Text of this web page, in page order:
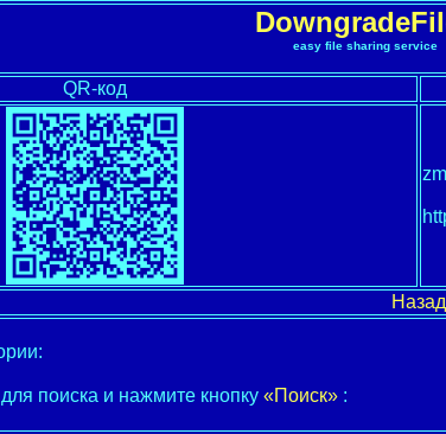
easy file sharing service
QR-код
поиска и нажмите кнопку «Поиск» :